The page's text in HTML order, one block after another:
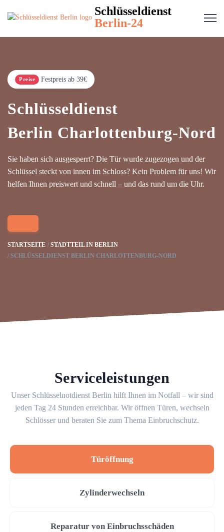
Schlüsseldienst
Berlin-24
Preise Festpreis ab 39€
Schlüsseldienst
Berlin Charlottenburg-Nord
Sie haben sich ausgesperrt? Die Tür wurde zugezogen und der
Schlüssel steckt von innen im Schloss? Kein Problem für uns! Wir
helfen Ihnen preiswert und schnell – und das rund um die Uhr.
STARTSEITE
STADTTEIL IN BERLIN
SCHLÜSSELDIENST BERLIN CHARLOTTENBURG-NORD
Serviceleistungen
Unser Schlüsselnotdienst Berlin hilft Ihnen im Notfall – wir sind
jeden Tag 24 Stunden erreichbar. Wir öffnen Türen, wechseln
Schlösser und beraten Sie zum Thema Einbruchschutz.
Türöffnung
Zylinderwechseln
Reparatur von Einbruchsschäden